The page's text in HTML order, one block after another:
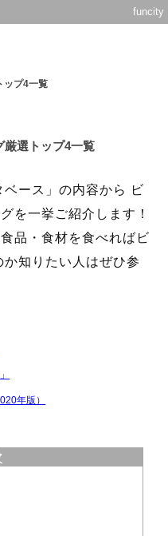
funcity
ップ4一覧
厳選トップ4一覧
ース」の内容から ビ
を一挙ご紹介します！
品・食材を食べればビ
知りたい人はぜひ参
年版）